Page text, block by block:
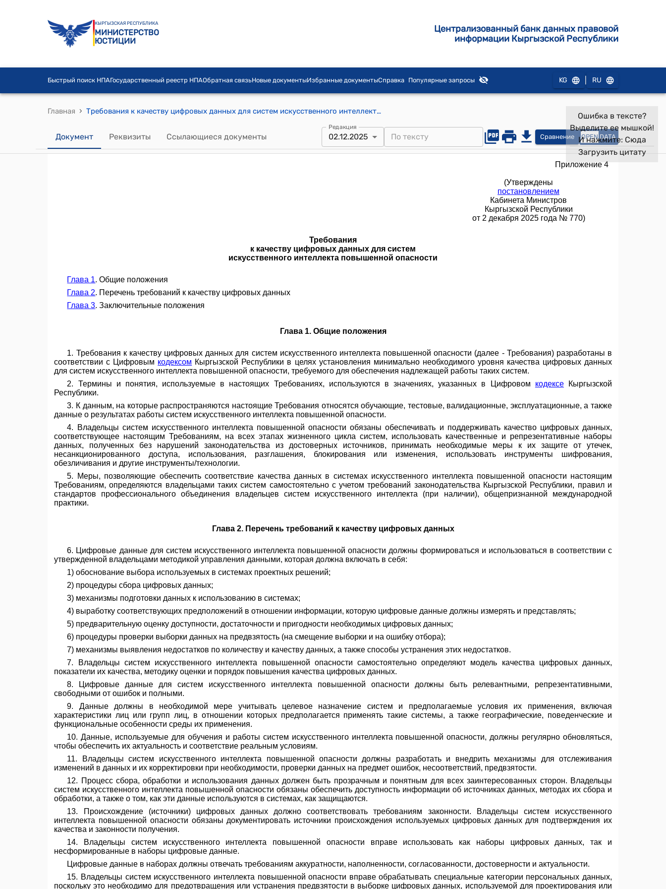
КЫРГЫЗСКАЯ РЕСПУБЛИКА
МИНИСТЕРСТВО
ЮСТИЦИИ
Централизованный банк данных правовой
информации Кыргызской Республики
Быстрый поиск НПАГосударственный реестр НПАОбратная связьНовые документыИзбранные документыСправка Популярные запросы KG RU
Главная › Требования к качеству цифровых данных для систем искусственного интеллекта повышенной опасности (Утверждены постановлением Кабинета Министров Кыргызской Республики от 2 декабря 2025 года № 770)
Документ Реквизиты Ссылающиеся документы
Редакция
02.12.2025 Сравнение OPEN DATA
Ошибка в тексте?
Выделите ее мышкой!
И нажмите: Сюда
Загрузить цитату